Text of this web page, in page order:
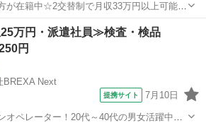
が在籍中☆2交替制で月収33万円以上可能◎
30代・40代・50代在籍中 ＼株式会社
的な専門万円・派遣社員≫検査・検品
円
BREXA Next
提携サイト 7月10日
オペレーター！20代～40代の男女活躍中